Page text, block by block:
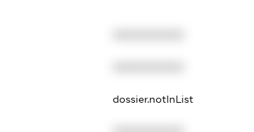
dossier.notInList